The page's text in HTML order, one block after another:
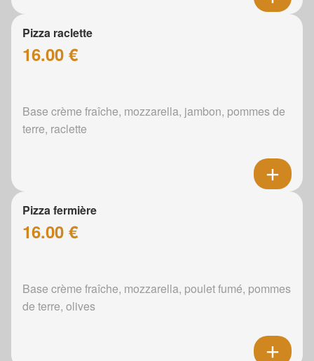
Pizza raclette
16.00 €
Base crème fraîche, mozzarella, jambon, pommes de
terre, raclette
Pizza fermière
16.00 €
Base crème fraîche, mozzarella, poulet fumé, pommes
de terre, olives